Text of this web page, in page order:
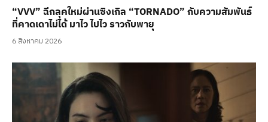
“VVV” ฉีกลุคใหม่ผ่านซิงเกิล “TORNADO” กับความสัมพันธ์
ที่คาดเดาไม่ได้ มาไว ไปไว ราวกับพายุ
6 สิงหาคม 2026